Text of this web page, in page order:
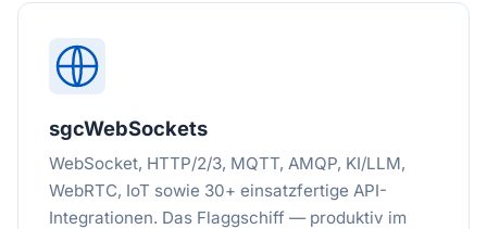
sgcWebSockets
WebSocket, HTTP/2/3, MQTT, AMQP, KI/LLM,
WebRTC, IoT sowie 30+ einsatzfertige API-
Integrationen. Das Flaggschiff — produktiv im